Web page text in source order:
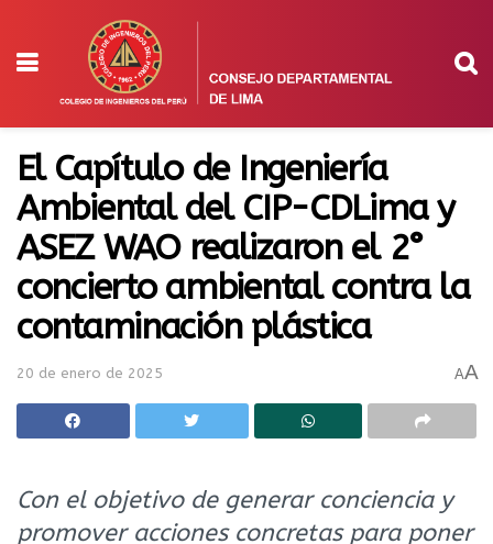
El Capítulo de Ingeniería
Ambiental del CIP-CDLima y
ASEZ WAO realizaron el 2°
concierto ambiental contra la
contaminación plástica
20 de enero de 2025 AA
Con el objetivo de generar conciencia y
promover acciones concretas para poner